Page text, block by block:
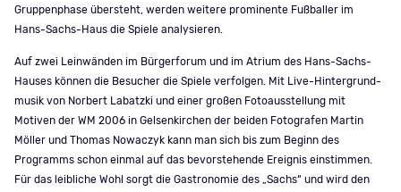
Gruppenphase übersteht, werden weitere prominente Fußballer im
Hans-Sachs-Haus die Spiele analysieren.
Auf zwei Leinwänden im Bürgerforum und im Atrium des Hans-Sachs-
Hauses können die Besucher die Spiele verfolgen. Mit Live-Hintergrund-
musik von Norbert Labatzki und einer großen Fotoausstellung mit
Motiven der WM 2006 in Gelsenkirchen der beiden Fotografen Martin
Möller und Thomas Nowaczyk kann man sich bis zum Beginn des
Programms schon einmal auf das bevorstehende Ereignis einstimmen.
Für das leibliche Wohl sorgt die Gastronomie des „Sachs“ und wird den